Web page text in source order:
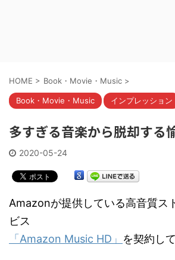
HOME > Book・Movie・Music >
Book・Movie・Music インプレッション
多すぎる音楽から脱却する
2020-05-24
Amazonが提供している高音質ス
ビス
「Amazon Music HD」 を契約し